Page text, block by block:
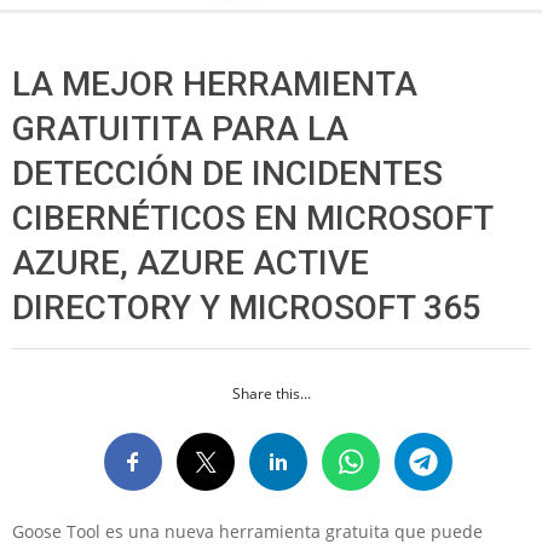
LA MEJOR HERRAMIENTA
GRATUITITA PARA LA
DETECCIÓN DE INCIDENTES
CIBERNÉTICOS EN MICROSOFT
AZURE, AZURE ACTIVE
DIRECTORY Y MICROSOFT 365
Share this...
Goose Tool es una nueva herramienta gratuita que puede